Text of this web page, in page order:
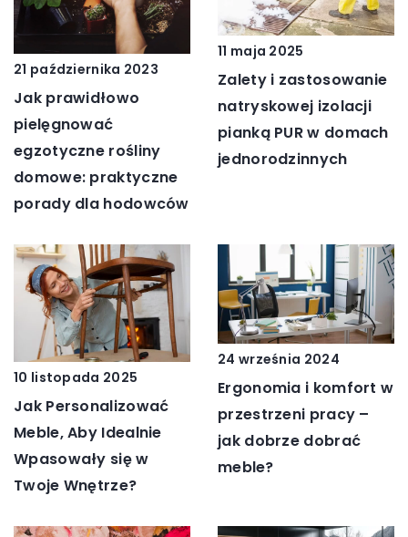
21 października 2023
Jak prawidłowo
pielęgnować
egzotyczne rośliny
domowe: praktyczne
porady dla hodowców
11 maja 2025
Zalety i zastosowanie
natryskowej izolacji
pianką PUR w domach
jednorodzinnych
10 listopada 2025
Jak Personalizować
Meble, Aby Idealnie
Wpasowały się w
Twoje Wnętrze?
24 września 2024
Ergonomia i komfort w
przestrzeni pracy –
jak dobrze dobrać
meble?